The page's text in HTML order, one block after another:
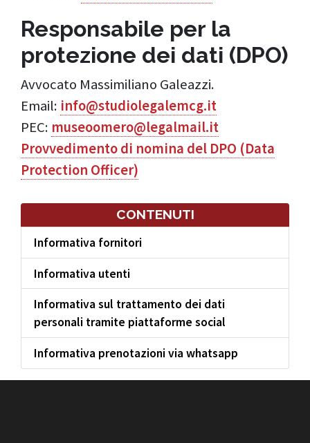
Responsabile per la
protezione dei dati (DPO)
Avvocato Massimiliano Galeazzi.
Email: info@studiolegalemcg.it
PEC: museoomero@legalmail.it
Provvedimento di nomina del DPO (Data
Protection Officer)
CONTENUTI
Informativa fornitori
Informativa utenti
Informativa sul trattamento dei dati
personali tramite piattaforme social
Informativa prenotazioni via whatsapp